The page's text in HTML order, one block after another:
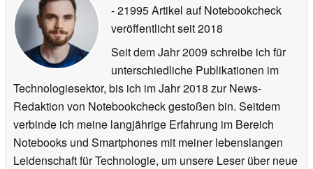
- 21995 Artikel auf Notebookcheck
veröffentlichtseit 2018
Seit dem Jahr 2009 schreibe ich für
unterschiedliche Publikationen im
Technologiesektor, bis ich im Jahr 2018 zur News-
Redaktion von Notebookcheck gestoßen bin. Seitdem
verbinde ich meine langjährige Erfahrung im Bereich
Notebooks und Smartphones mit meiner lebenslangen
Leidenschaft für Technologie, um unsere Leser über neue